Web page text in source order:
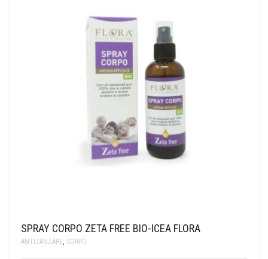
SPRAY CORPO ZETA FREE BIO-ICEA FLORA
ANTIZANZARE, CORPO